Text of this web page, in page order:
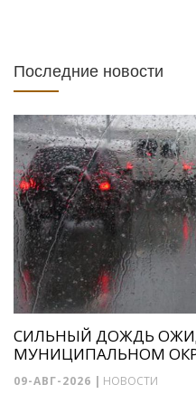
Последние новости
СИЛЬНЫЙ ДОЖДЬ
МУНИЦИПАЛЬНОМ
09-АВГ-2026 | НОВОСТИ